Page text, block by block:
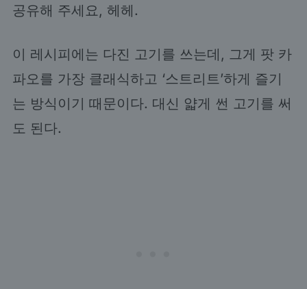
공유해 주세요, 헤헤.
이 레시피에는 다진 고기를 쓰는데, 그게 팟 카
파오를 가장 클래식하고 ‘스트리트’하게 즐기
는 방식이기 때문이다. 대신 얇게 썬 고기를 써
도 된다.